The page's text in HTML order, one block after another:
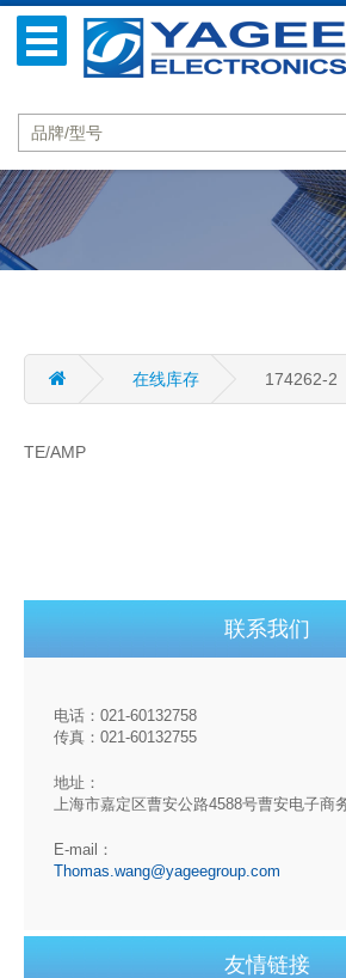
在线库存 174262-2
TE/AMP
联系我们
电话：021-60132758
传真：021-60132755
地址：
上海市嘉定区曹安公路4588号曹安电子商
E-mail：
Thomas.wang@yageegroup.com
友情链接